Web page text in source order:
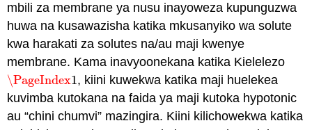
mbili za membrane ya nusu inayoweza kupunguzwa
huwa na kusawazisha katika mkusanyiko wa solute
kwa harakati za solutes na/au maji kwenye
membrane. Kama inavyoonekana katika Kielelezo
\PageIndex1
\PageIndex1, kiini kuwekwa katika maji huelekea
kuvimba kutokana na faida ya maji kutoka hypotonic
au “chini chumvi” mazingira. Kiini kilichowekwa katika